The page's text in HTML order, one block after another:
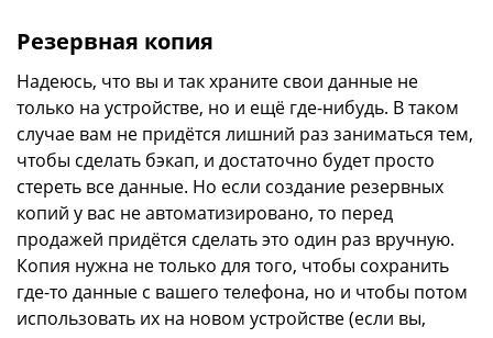
Резервная копия
Надеюсь, что вы и так храните свои данные не
только на устройстве, но и ещё где-нибудь. В таком
случае вам не придётся лишний раз заниматься тем,
чтобы сделать бэкап, и достаточно будет просто
стереть все данные. Но если создание резервных
копий у вас не автоматизировано, то перед
продажей придётся сделать это один раз вручную.
Копия нужна не только для того, чтобы сохранить
где-то данные с вашего телефона, но и чтобы потом
использовать их на новом устройстве (если вы,